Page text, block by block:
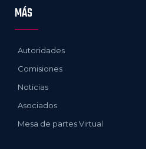
MÁS
Autoridades
Comisiones
Noticias
Asociados
Mesa de partes Virtual